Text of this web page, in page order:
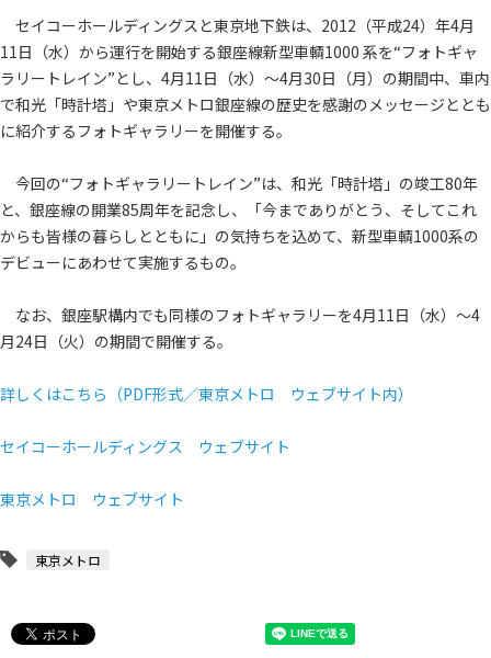
セイコーホールディングスと東京地下鉄は、2012（平成24）年4月
11日（水）から運行を開始する銀座線新型車輌1000 系を“フォトギャ
ラリートレイン”とし、4月11日（水）～4月30日（月）の期間中、車内
で和光「時計塔」や東京メトロ銀座線の歴史を感謝のメッセージととも
に紹介するフォトギャラリーを開催する。
今回の“フォトギャラリートレイン”は、和光「時計塔」の竣工80年
と、銀座線の開業85周年を記念し、「今までありがとう、そしてこれ
からも皆様の暮らしとともに」の気持ちを込めて、新型車輌1000系の
デビューにあわせて実施するもの。
なお、銀座駅構内でも同様のフォトギャラリーを4月11日（水）～4
月24日（火）の期間で開催する。
詳しくはこちら（PDF形式／東京メトロ ウェブサイト内）
セイコーホールディングス ウェブサイト
東京メトロ ウェブサイト
東京メトロ